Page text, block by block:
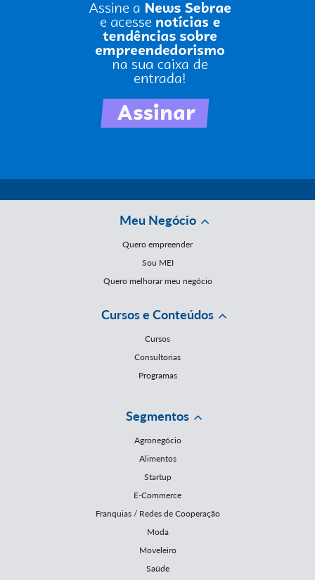
Meu Negócio
Quero empreender
Sou MEI
Quero melhorar meu negócio
Cursos e Conteúdos
Cursos
Consultorias
Programas
Segmentos
Agronegócio
Alimentos
Startup
E-Commerce
Franquias / Redes de Cooperação
Moda
Moveleiro
Saúde